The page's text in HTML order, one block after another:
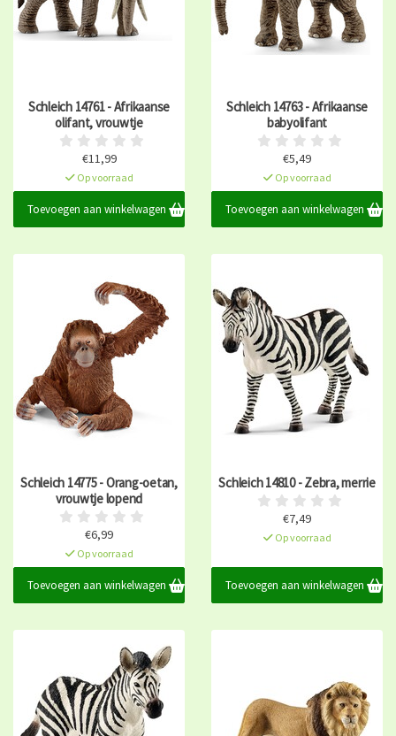
Schleich 14761 - Afrikaanse
olifant, vrouwtje
€11,99
Op voorraad
Toevoegen aan winkelwagen
Schleich 14763 - Afrikaanse
babyolifant
€5,49
Op voorraad
Toevoegen aan winkelwagen
Schleich 14775 - Orang-oetan,
vrouwtje lopend
€6,99
Op voorraad
Toevoegen aan winkelwagen
Schleich 14810 - Zebra, merrie
€7,49
Op voorraad
Toevoegen aan winkelwagen